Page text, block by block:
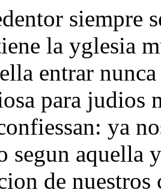
siempre
la yglesia
entrar
para judios
ya
segun aquella
de nuestros